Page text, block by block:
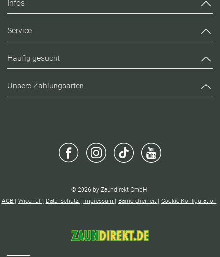
Infos
Service
Häufig gesucht
Unsere Zahlungsarten
© 2026 by Zaundirekt GmbH
AGB
Widerruf Datenschutz Impressum Barrierefreiheit Cookie-Konfiguration